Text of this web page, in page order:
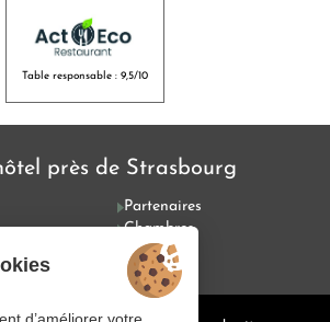
Table responsable : 9,5/10
près de Strasbourg
Partenaires
Chambres
Services